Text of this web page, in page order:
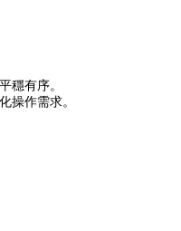
穩有序。
操作需求。